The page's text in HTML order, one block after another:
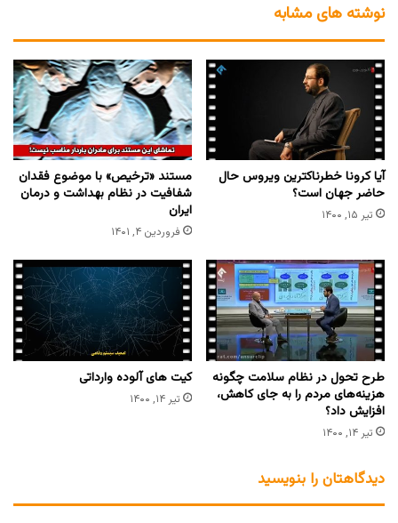
نوشته های مشابه
آیا کرونا خطرناکترین ویروس حال
حاضر جهان است؟
تیر ۱۵, ۱۴۰۰
مستند «ترخیص» با موضوع فقدان
شفافیت در نظام بهداشت و درمان
ایران
فروردین ۴, ۱۴۰۱
طرح تحول در نظام سلامت چگونه
هزینه‌های مردم را به جای کاهش،
افزایش داد؟
تیر ۱۴, ۱۴۰۰
کیت های آلوده وارداتی
تیر ۱۴, ۱۴۰۰
دیدگاهتان را بنویسید